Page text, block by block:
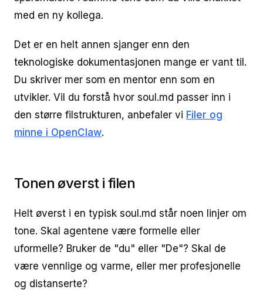
med en ny kollega.
Det er en helt annen sjanger enn den
teknologiske dokumentasjonen mange er vant til.
Du skriver mer som en mentor enn som en
utvikler. Vil du forstå hvor soul.md passer inn i
den større filstrukturen, anbefaler vi Filer og
minne i OpenClaw.
Tonen øverst i filen
Helt øverst i en typisk soul.md står noen linjer om
tone. Skal agentene være formelle eller
uformelle? Bruker de "du" eller "De"? Skal de
være vennlige og varme, eller mer profesjonelle
og distanserte?